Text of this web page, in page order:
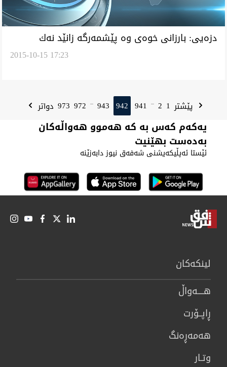
دزه‌يى: بارزانى خوه‌ى وه‌ پێشمه‌رگه‌ زانێد نه‌ك
2015-10-15 17:23
پێشتر 1
2
...
941
942
943
...
972
973 دواتر
یەکەم کەس بە کە هەموو هەواڵەکان
بەدەست بهێنیت
ئێستا ئەپڵیکەیشنی شەفەق نیوز دابەزێنە
لینكەكان
هــــه‌واڵ
ڕاپــۆرت
هه‌مه‌ڕه‌نگ
وتـار